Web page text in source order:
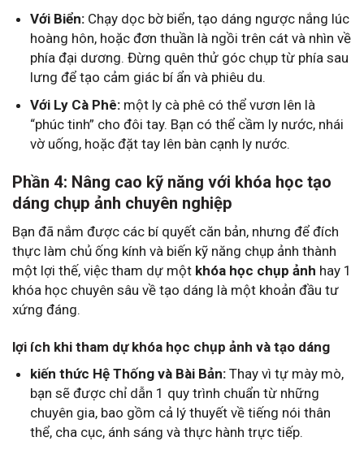
Với Biển: Chạy dọc bờ biển, tạo dáng ngược nắng lúc
hoàng hôn, hoặc đơn thuần là ngồi trên cát và nhìn về
phía đại dương. Đừng quên thử góc chụp từ phía sau
lưng để tạo cảm giác bí ẩn và phiêu du.
Với Ly Cà Phê: một ly cà phê có thể vươn lên là
“phúc tinh” cho đôi tay. Bạn có thể cầm ly nước, nhái
vờ uống, hoặc đặt tay lên bàn cạnh ly nước.
Phần 4: Nâng cao kỹ năng với khóa học tạo
dáng chụp ảnh chuyên nghiệp
Bạn đã nắm được các bí quyết căn bản, nhưng để đích
thực làm chủ ống kính và biến kỹ năng chụp ảnh thành
một lợi thế, việc tham dự một khóa học chụp ảnh hay 1
khóa học chuyên sâu về tạo dáng là một khoản đầu tư
xứng đáng.
lợi ích khi tham dự khóa học chụp ảnh và tạo dáng
kiến thức Hệ Thống và Bài Bản: Thay vì tự mày mò,
bạn sẽ được chỉ dẫn 1 quy trình chuẩn từ những
chuyên gia, bao gồm cả lý thuyết về tiếng nói thân
thể, cha cục, ánh sáng và thực hành trực tiếp.